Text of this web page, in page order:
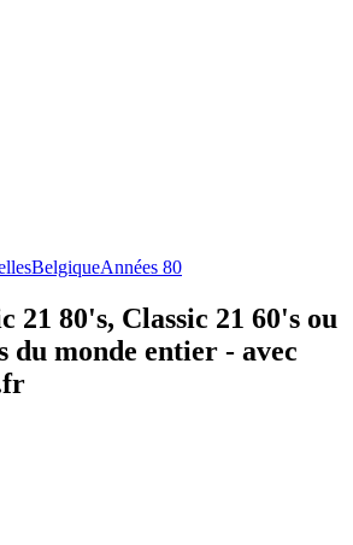
BelgiqueAnnées 80
21 80's, Classic 21 60's ou
du monde entier - avec